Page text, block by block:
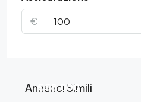
€
Annunci Simili
€58.000